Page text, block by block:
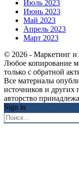
Июль 2023
Июнь 2023
Май 2023
Апрель 2023
Март 2023
© 2026 - Маркетинг
Любое копирование
только с обратной
Все материалы
источников и других
авторство
Sign in